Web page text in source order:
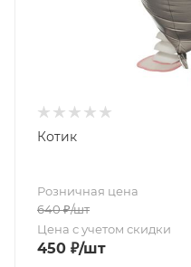
Котик
Розничная цена
640₽/шт
Цена с учетом скидки
450 ₽/шт